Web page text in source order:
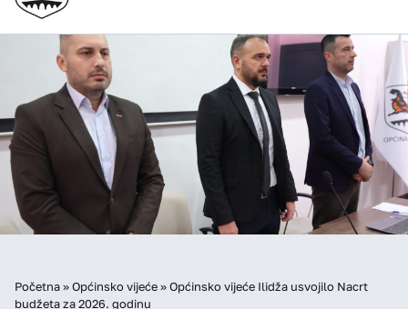
Početna»Općinsko vijeće»Općinsko vijeće Ilidža usvojilo Nacrt
budžeta za 2026. godinu